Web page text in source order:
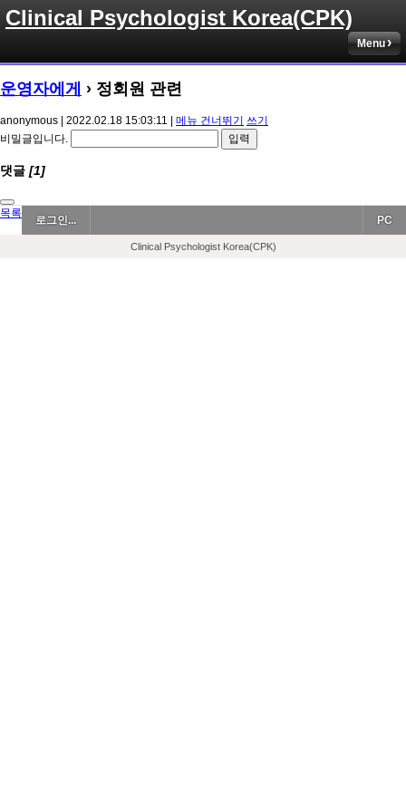
Clinical Psychologist Korea(CPK)
Menu
운영자에게 › 정회원 관련
anonymous | 2022.02.18 15:03:11 | 메뉴 건너뛰기 쓰기
비밀글입니다.
댓글 [1]
목록
로그인... PC
Clinical Psychologist Korea(CPK)